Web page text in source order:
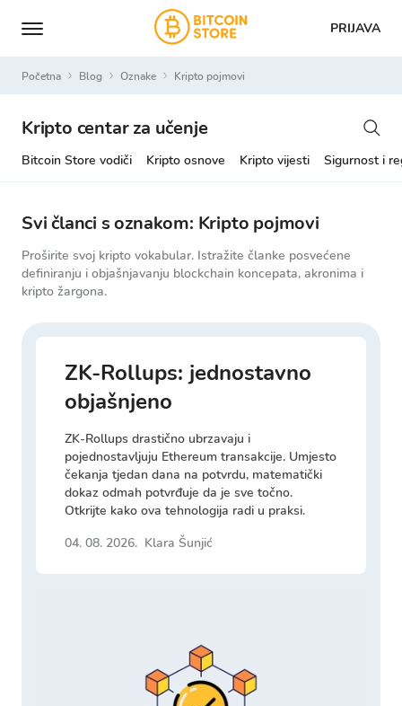
PRIJAVA
Početna Blog Oznake kripto pojmovi
Kripto centar za učenje
Bitcoin Store vodiči Kripto osnove Kripto vijesti Sigurnost i
Svi članci s oznakom: Kripto pojmovi
Proširite svoj kripto vokabular. Istražite članke posvećene
definiranju i objašnjavanju blockchain koncepata, akronima i
kripto žargona.
ZK-Rollups: jednostavno
objašnjeno
ZK-Rollups drastično ubrzavaju i
pojednostavljuju Ethereum transakcije. Umjesto
čekanja tjedan dana na potvrdu, matematički
dokaz odmah potvrđuje da je sve točno.
Otkrijte kako ova tehnologija radi u praksi.
04. 08. 2026. Klara Šunjić